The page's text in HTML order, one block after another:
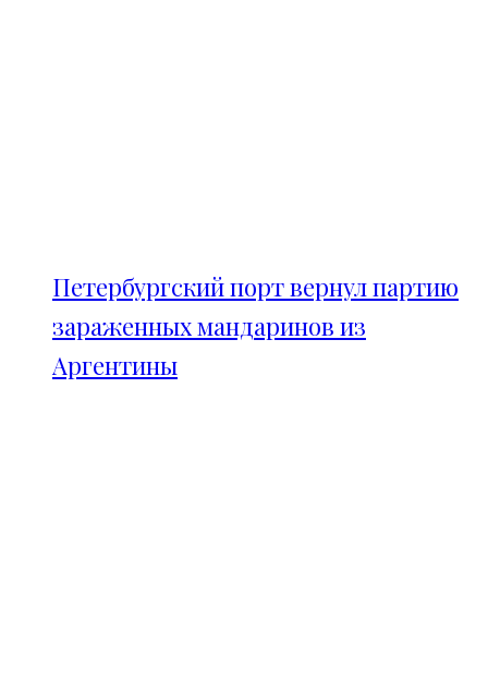
Петербургский порт вернул партию
зараженных мандаринов из
Аргентины